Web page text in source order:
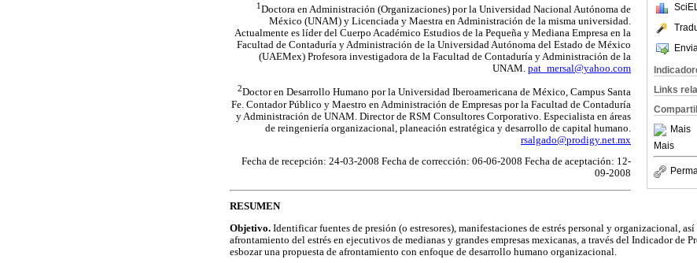
Links
Mais
Mais
1 Doctora en Administración (Organizaciones) por la Universidad Nacional Autónoma de
México (UNAM) y Licenciada y Maestra en Administración de la misma universidad.
Actualmente es líder del Cuerpo Académico Estudios de la Pequeña y Mediana Empresa en la
Facultad de Contaduría y Administración de la Universidad Autónoma del Estado de México
(UAEMex) Profesora investigadora de la Facultad de Contaduría y Administración de la
UNAM. pat_mersal@yahoo.com
2Doctor en Desarrollo Humano por la Universidad Iberoamericana de México, Campus Santa
Fe. Contador Público y Maestro en Administración de Empresas por la Facultad de Contaduría
y Administración de UNAM. Director de RSM Consultores Corporativo. Especialista en áreas
de reingeniería organizacional, planeación estratégica y desarrollo de capital humano.
rsalgado@prodigy.net.mx
Fecha de recepción: 24-03-2008 Fecha de corrección: 06-06-2008 Fecha de aceptación: 12-
09-2008
RESUMEN
Objetivo. Identificar fuentes de presión (o estresores), manifestaciones de estrés personal y organizacional,
afrontamiento del estrés en ejecutivos de medianas y grandes empresas mexicanas, a través del Indicador de
esbozar una propuesta de afrontamiento con enfoque de desarrollo humano organizacional.